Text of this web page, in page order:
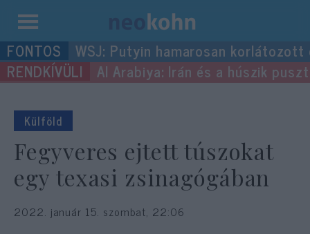
Kilépés
a
tartalomba
WSJ: Putyin hamarosan
Al Arabiya: Irán és a húszik
Külföld
Fegyveres ejtett túszokat
egy texasi zsinagógában
2022. január 15. szombat, 22:06